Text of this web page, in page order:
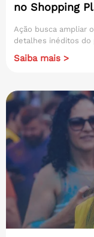
no Shopping
Ação busca ampliar
detalhes inéditos do
Saiba mais >